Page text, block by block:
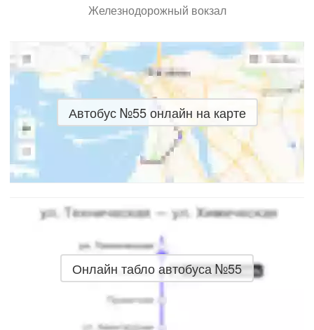
Железнодорожный вокзал
Автобус №55 онлайн на карте
Онлайн табло автобуса №55